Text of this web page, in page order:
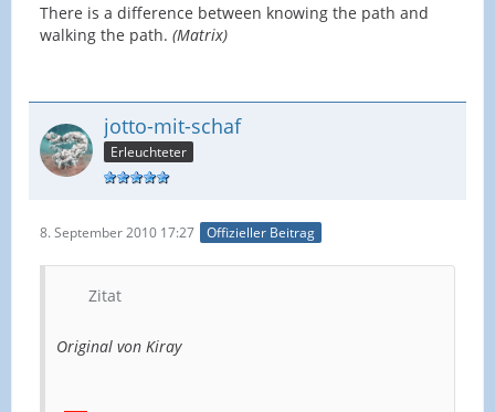
There is a difference between knowing the path and
walking the path. (Matrix)
jotto-mit-schaf
Erleuchteter
8. September 2010 17:27 Offizieller Beitrag
Zitat
Original von Kiray